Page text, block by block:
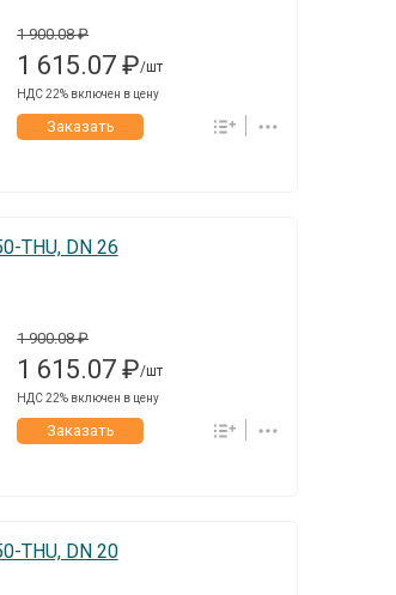
1 900.08 ₽
1 615.07 ₽/шт
НДС 22% включен в цену
Заказать
THU, DN 26
1 900.08 ₽
1 615.07 ₽/шт
НДС 22% включен в цену
Заказать
THU, DN 20